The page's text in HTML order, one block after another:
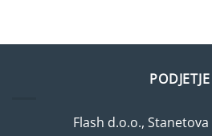
strani
PODJETJE
Flash d.o.o., Stanetova